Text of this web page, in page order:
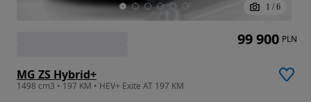
1 / 6
MG ZS Hybrid+
1498 cm3 • 197 KM • HEV+ Exite AT 197 KM
99 900 PLN